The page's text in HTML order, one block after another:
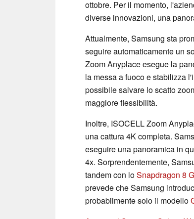
ottobre. Per il momento,
diverse innovazioni, una
Attualmente, Samsung sta
seguire automaticamente un
Zoom Anyplace esegue la
la messa a fuoco e stabilizza
possibile salvare lo scatto
maggiore flessibilità.
Inoltre, ISOCELL Zoom
una cattura 4K completa.
eseguire una panoramica in
4x. Sorprendentemente,
tandem con loSnapdragon 8
prevede che Samsung
probabilmente solo il modello